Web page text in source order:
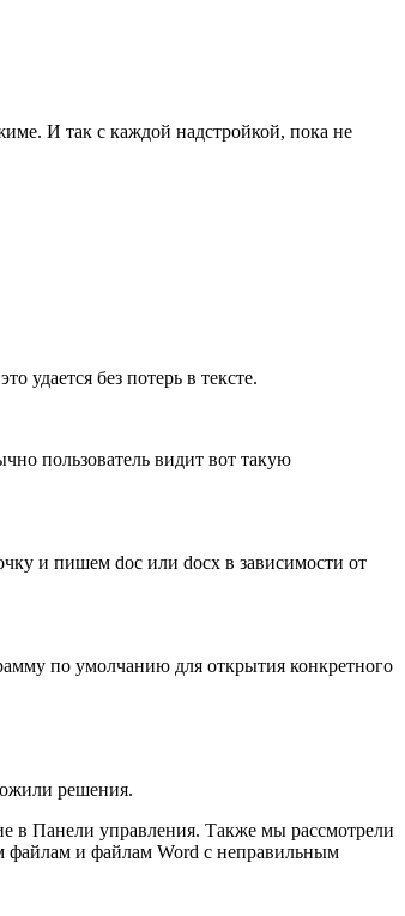
И так с каждой надстройкой, пока не
удается без потерь в тексте.
пользователь видит вот такую
и пишем doc или docx в зависимости от
по умолчанию для открытия конкретного
решения.
в Панели управления. Также мы рассмотрели
файлам и файлам Word с неправильным